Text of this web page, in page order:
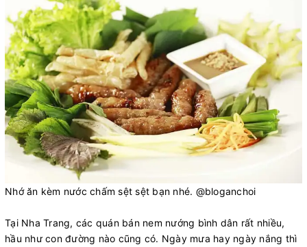
Nhớ ăn kèm nước chấm sệt sệt bạn nhé. @bloganchoi
Tại Nha Trang, các quán bán nem nướng bình dân rất nhiều,
hầu như con đường nào cũng có. Ngày mưa hay ngày nắng thì